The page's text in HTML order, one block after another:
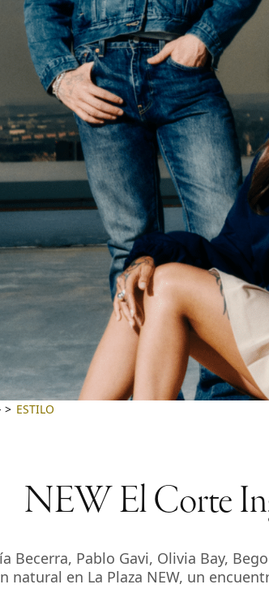
ESTILO
NEW El Corte
Becerra, Pablo Gavi, Olivia Bay,
natural en La Plaza NEW, un